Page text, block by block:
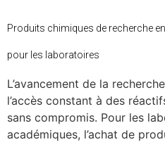
Produits chimiques de recherche
pour les laboratoires
L’avancement de la
l’accès constant à des
sans compromis. Pour les
académiques, l’achat de